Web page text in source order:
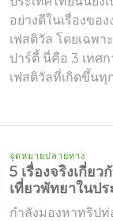
อย่างดีในเรื่องขอ
เฟสติวัล โดยเฉพ
ปาร์ตี้ นี่คือ 3 เทศ
เฟสติวัลที่เกิดขึ้นทุ
จุดหมายปลายทาง
5 เรื่องจริงเกี่ย
เที่ยวพัทยาในปร
กำลังมองหาทริปท่